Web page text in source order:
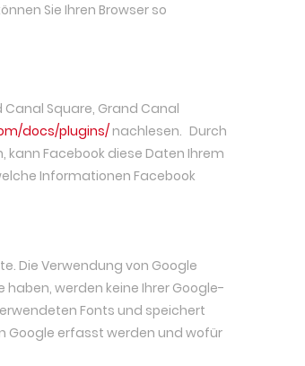
Sie Ihren Browser so
Canal Square, Grand Canal
docs/plugins/ nachlesen. Durch
kann Facebook diese Daten Ihrem
Informationen Facebook
Die Verwendung von Google
haben, werden keine Ihrer Google-
Fonts und speichert
Google erfasst werden und wofür